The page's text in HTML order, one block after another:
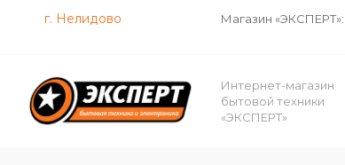
г. Нелидово Магазин
Интернет-магазин
бытовой техники
«ЭКСПЕРТ»